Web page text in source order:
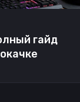
гайд